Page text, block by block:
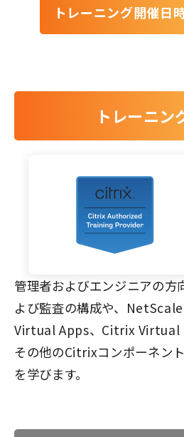
トレーニング開催日
トレーニン
管理者およびエンジニアの方
よび監査の構成や、
Virtual Apps、Citrix Virtual
その他のCitrixコンポーネン
を学びます。